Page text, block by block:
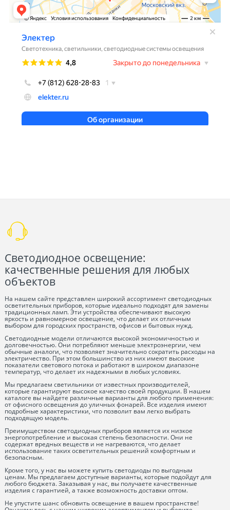
Светодиодное освещение:
качественные решения для любых
объектов
На нашем сайте представлен широкий ассортимент светодиодных
осветительных приборов, которые идеально подходят для замены
традиционных ламп. Эти устройства обеспечивают высокую
яркость и равномерное освещение, что делает их отличным
выбором для городских пространств, офисов и бытовых нужд.
Светодиодные модели отличаются высокой экономичностью и
долговечностью. Они потребляют меньше электроэнергии, чем
обычные аналоги, что позволяет значительно сократить расходы на
электричество. При этом большинство из них имеют высокие
показатели светового потока и работают в широком диапазоне
температур, что делает их надежными в любых условиях.
Мы предлагаем светильники от известных производителей,
которые гарантируют высокое качество своей продукции. В нашем
каталоге вы найдете различные варианты для любого применения:
от офисного освещения до уличных фонарей. Все изделия имеют
подробные характеристики, что позволит вам легко выбрать
подходящую модель.
Преимуществом светодиодных приборов является их низкое
энергопотребление и высокая степень безопасности. Они не
содержат вредных веществ и не нагреваются, что делает
использование таких осветительных решений комфортным и
безопасным.
Кроме того, у нас вы можете купить светодиоды по выгодным
ценам. Мы предлагаем доступные варианты, которые подойдут для
любого бюджета. Заказывая у нас, вы получаете качественные
изделия с гарантией, а также возможность доставки оптом.
Не упустите шанс обновить освещение в вашем пространстве!